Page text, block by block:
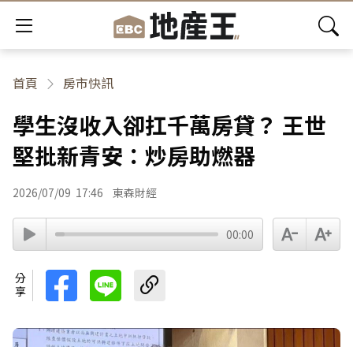
首頁 房市快訊
學生沒收入卻扛千萬房貸？ 王世
堅批新青安：炒房助燃器
2026/07/09 17:46 東森財經
00:00
分享